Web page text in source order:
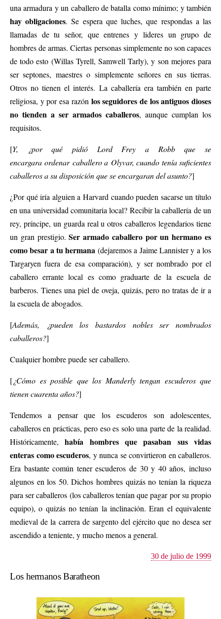
una armadura y un caballero de batalla como mínimo; y también
hay obligaciones. Se espera que luches, que respondas a las
llamadas de tu señor, que entrenes y lideres un grupo de
hombres de armas. Ciertas personas simplemente no son capaces
de todo esto (Willas Tyrell, Samwell Tarly), y son mejores para
ser septones, maestres o simplemente señores en sus tierras.
Otros no tienen el interés. La caballería era también en parte
religiosa, y por esa razón los seguidores de los antiguos dioses
no tienden a ser armados caballeros, aunque cumplan los
requisitos.
[Y, ¿por qué pidió Lord Frey a Robb que se
encargara ordenar caballero a Olyvar, cuando tenía suficientes
caballeros a su disposición que se encargaran del asunto?]
¿Por qué iría alguien a Harvard cuando pueden sacarse un título
en una universidad comunitaria local? Recibir la caballería de un
rey, príncipe, un guarda real u otros caballeros legendarios tiene
un gran prestigio.Ser armado caballero por un hermano es
como besar a tu hermana (dejaremos a Jaime Lannister y a los
Targaryen fuera de esa comparación), y ser nombrado por el
caballero errante local es como graduarte de la escuela de
barberos. Tienes una piel de oveja, quizás, pero no tratas de ir a
la escuela de abogados.
[Además, ¿pueden los bastardos nobles ser nombrados
caballeros?]
Cualquier hombre puede ser caballero.
[¿Cómo es posible que los Manderly tengan escuderos que
tienen cuarenta años?]
Tendemos a pensar que los escuderos son adolescentes,
caballeros en prácticas, pero eso es solo una parte de la realidad.
Históricamente,había hombres que pasaban sus vidas
enteras como escuderos, y nunca se convirtieron en caballeros.
Era bastante común tener escuderos de 30 y 40 años, incluso
algunos en los 50. Dichos hombres quizás no tenían la riqueza
para ser caballeros (los caballeros tenían que pagar por su propio
equipo), o quizás no tenían la inclinación. Eran el equivalente
medieval de la carrera de sargento del ejército que no desea ser
ascendido a teniente, y mucho menos a general.
30 de julio de 1999
Los hermanos Baratheon